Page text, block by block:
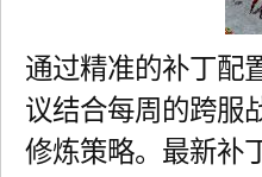
通过精准的补丁配
议结合每周的跨服
修炼策略。最新补